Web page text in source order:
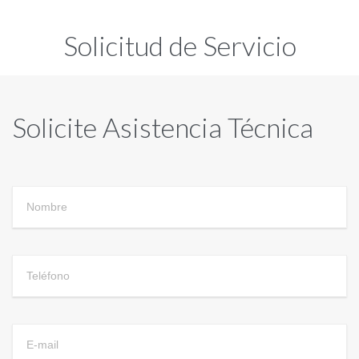
Solicitud de Servicio
Solicite Asistencia Técnica